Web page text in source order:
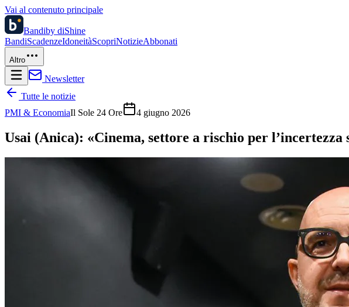
Vai al contenuto principale
Bandiby diShine
BandiScadenzeIdoneitàScopriNotizieAbbonati
Altro
Newsletter
Tutte le notizie
PMI & EconomiaIl Sole 24 Ore 4 giugno 2026
Usai (Anica): «Cinema, settore a rischio per l’incertezza